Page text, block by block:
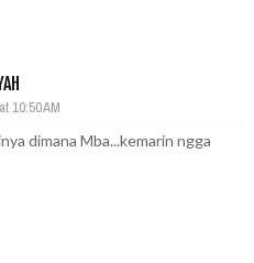
10:50 AM
dimana Mba...kemarin ngga